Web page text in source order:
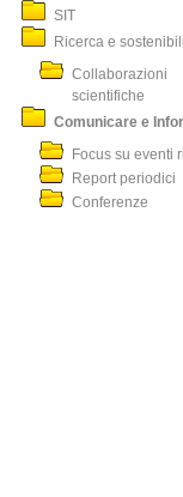
SIT
Ricerca e
Collaborazioni
scientifiche
Comunicare e
Focus su eventi
Report periodici
Conferenze